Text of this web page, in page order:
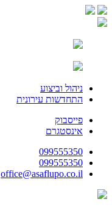
ניהול וביצוע
התחדשות עירונית
פייסבוק
אינסטגרם
099555350
099555350
office@asaflupo.co.il